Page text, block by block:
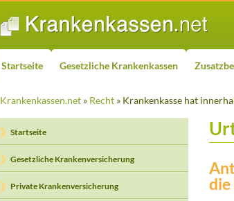
ZUM INHALT SPRINGEN
Startseite Gesetzliche Krankenkassen
Krankenkassen.net » Recht » Krankenkasse hat
die
Startseite
Gesetzliche Krankenversicherung
Private Krankenversicherung